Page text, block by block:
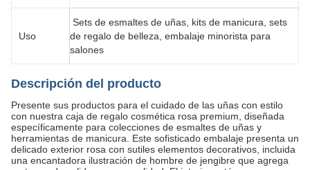
Uso
Sets de esmaltes de uñas, kits de manicura, sets
de regalo de belleza, embalaje minorista para
salones
Descripción del producto
Presente sus productos para el cuidado de las uñas con estilo
con nuestra caja de regalo cosmética rosa premium, diseñada
específicamente para colecciones de esmaltes de uñas y
herramientas de manicura. Este sofisticado embalaje presenta un
delicado exterior rosa con sutiles elementos decorativos, incluida
una encantadora ilustración de hombre de jengibre que agrega